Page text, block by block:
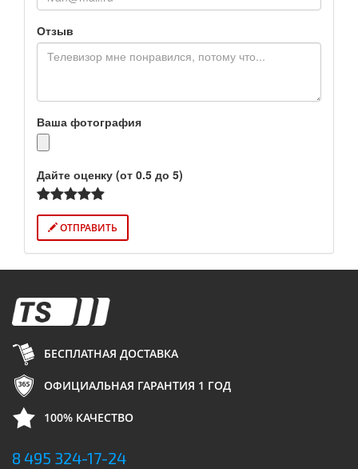
Отзыв
Ваша фотография
Дайте оценку (от 0.5 до 5)
ОТПРАВИТЬ
БЕСПЛАТНАЯ ДОСТАВКА
ОФИЦИАЛЬНАЯ ГАРАНТИЯ 1 ГОД
100% КАЧЕСТВО
8 495 324-17-24